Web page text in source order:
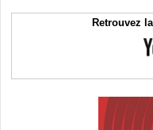
Retrouvez